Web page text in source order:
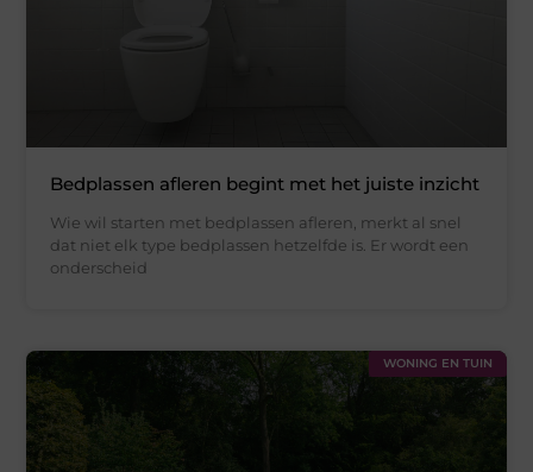
Bedplassen afleren begint met het juiste inzicht
Wie wil starten met bedplassen afleren, merkt al snel
dat niet elk type bedplassen hetzelfde is. Er wordt een
onderscheid
WONING EN TUIN